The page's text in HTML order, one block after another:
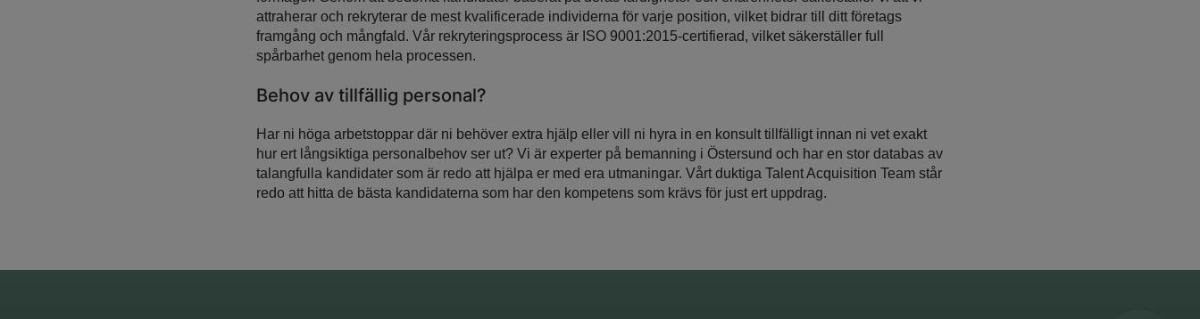
attraherar och rekryterar de mest kvalificerade individerna för varje position, vilket bidrar till ditt företags
framgång och mångfald. Vår rekryteringsprocess är ISO 9001:2015-certifierad, vilket säkerställer full
spårbarhet genom hela processen.
Behov av tillfällig personal?
Har ni höga arbetstoppar där ni behöver extra hjälp eller vill ni hyra in en konsult tillfälligt innan ni vet exakt
hur ert långsiktiga personalbehov ser ut? Vi är experter på bemanning i Östersund och har en stor databas av
talangfulla kandidater som är redo att hjälpa er med era utmaningar. Vårt duktiga Talent Acquisition Team står
redo att hitta de bästa kandidaterna som har den kompetens som krävs för just ert uppdrag.